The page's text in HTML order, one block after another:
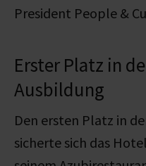
President People &
Erster Platz in
Ausbildung
Den ersten Platz in
sicherte sich das